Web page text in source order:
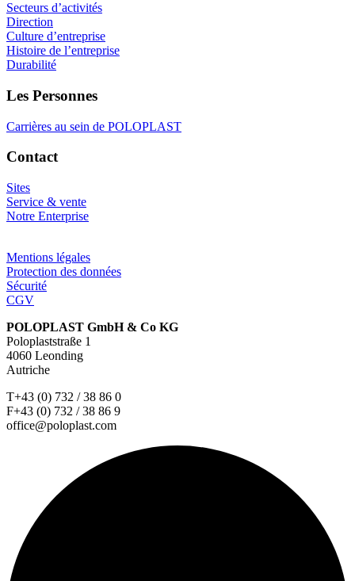
Secteurs d’activités
Direction
Culture d’entreprise
Histoire de l’entreprise
Durabilité
Les Personnes
Carrières au sein de POLOPLAST
Contact
Sites
Service & vente
Notre Enterprise
Mentions légales
Protection des données
Sécurité
CGV
POLOPLAST GmbH & Co KG
Poloplaststraße 1
4060 Leonding
Autriche
T+43 (0) 732 / 38 86 0
F+43 (0) 732 / 38 86 9
office@poloplast.com